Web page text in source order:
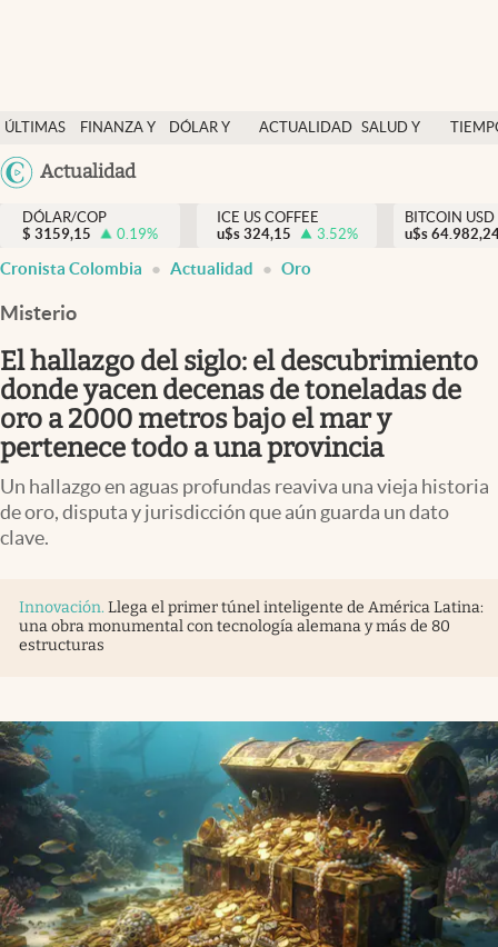
ÚLTIMAS
NOTICIAS
FINANZA Y
DÓLAR Y
ACTUALIDAD SALUD Y
México
Actualidad
Salud y nutrición
Vida espiritual
Actualidad
Colombia
DÓLAR/COP
$ 3159,15 0.19%
ICE US COFFEE
u$s 324,15 3.52%
BITCOIN USD
u$s
Cronista Colombia Actualidad Oro
Misterio
El hallazgo del siglo: el descubrimiento
donde yacen decenas de toneladas de
oro a 2000 metros bajo el mar y
pertenece todo a una provincia
Un hallazgo en aguas profundas reaviva una vieja historia
de oro, disputa y jurisdicción que aún guarda un dato
clave.
Innovación. Llega el primer túnel inteligente de América Latina:
una obra monumental con tecnología alemana y más de 80
estructuras